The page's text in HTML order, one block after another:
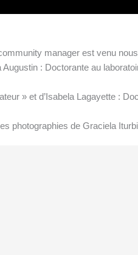
manager est venu
: Doctorante au
» et d’Isabela Lagayette :
photographies de Graciela